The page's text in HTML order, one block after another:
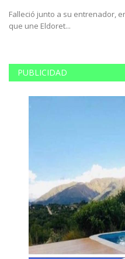
Falleció junto a su entrenador,
que une Eldoret...
PUBLICIDAD